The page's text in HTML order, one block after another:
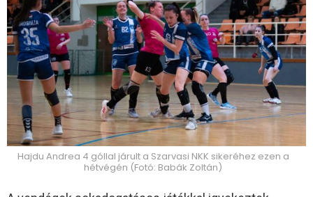
Hajdu Andrea 4 góllal járult a Szarvasi NKK sikeréhez ezen a
hétvégén (Fotó: Babák Zoltán)